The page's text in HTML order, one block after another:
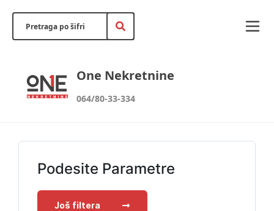
One Nekretnine
064/80-33-334
Podesite Parametre
Još filtera